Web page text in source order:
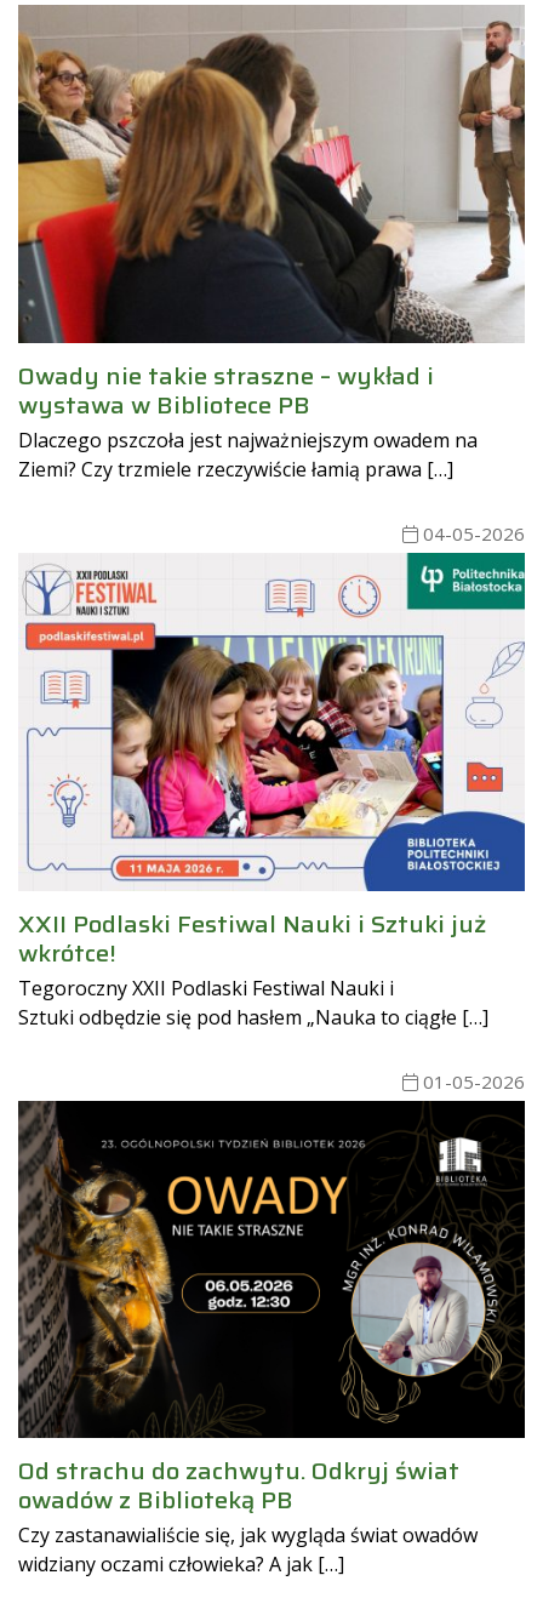
Owady nie takie straszne – wykład i
wystawa w Bibliotece PB
Dlaczego pszczoła jest najważniejszym owadem na
Ziemi? Czy trzmiele rzeczywiście łamią prawa […]
04-05-2026
XXII Podlaski Festiwal Nauki i Sztuki już
wkrótce!
Tegoroczny XXII Podlaski Festiwal Nauki i
Sztuki odbędzie się pod hasłem „Nauka to ciągłe […]
01-05-2026
Od strachu do zachwytu. Odkryj świat
owadów z Biblioteką PB
Czy zastanawialiście się, jak wygląda świat owadów
widziany oczami człowieka? A jak […]